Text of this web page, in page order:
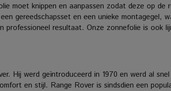
moet knippen en aanpassen zodat deze op de
gereedschapsset en een unieke montagegel,
resultaat. Onze zonnefolie is ook
Hij werd geïntroduceerd in 1970 en werd al
en stijl. Range Rover is sindsdien een